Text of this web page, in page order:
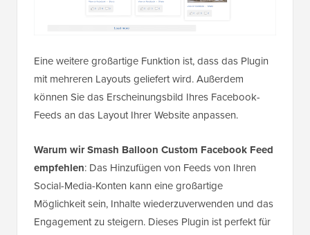
Eine weitere großartige Funktion ist, dass das Plugin
mit mehreren Layouts geliefert wird. Außerdem
können Sie das Erscheinungsbild Ihres Facebook-
Feeds an das Layout Ihrer Website anpassen.
Warum wir Smash Balloon Custom Facebook Feed
empfehlen: Das Hinzufügen von Feeds von Ihren
Social-Media-Konten kann eine großartige
Möglichkeit sein, Inhalte wiederzuverwenden und das
Engagement zu steigern. Dieses Plugin ist perfekt für